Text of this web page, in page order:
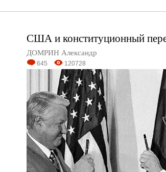
США и конституционный
ДОМРИН Александр
645 120728